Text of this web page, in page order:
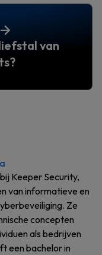
van
Keeper Security,
van informatieve en
Ze
concepten
als bedrijven
een bachelor in